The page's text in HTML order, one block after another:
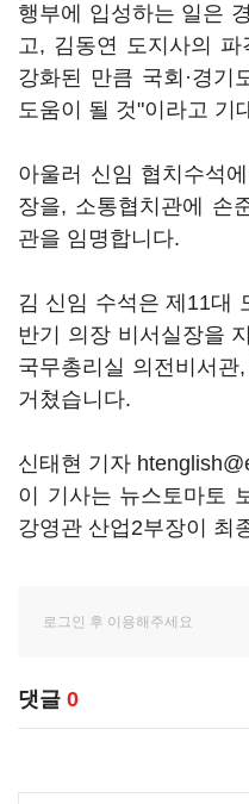
행부에 입성하는 일은
고, 김동연 도지사의 파
강화된 만큼 국회·경기
도움이 될 것"이라고 기
아울러 신임 협치수석
장을, 소통협치관에 손
관을 임명합니다.
김 신임 수석은 제11대
반기 의장 비서실장을
국무총리실 의전비서
거쳤습니다.
신태현 기자
이 기사는 뉴스토마토
강영관 산업2부장이 최
댓글 0